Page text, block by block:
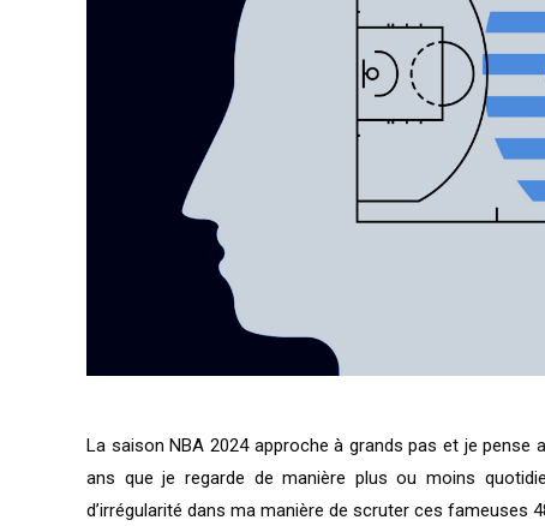
La saison NBA 2024 approche à grands pas et je
ans que je regarde de manière plus ou moins
d’irrégularité dans ma manière de scruter ces fameuses